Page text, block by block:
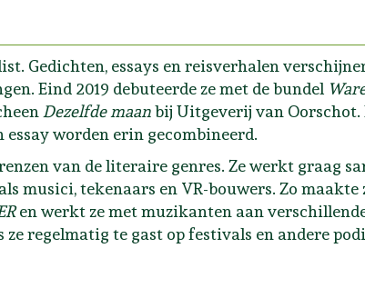
Gedichten, essays en reisverhalen
Eind 2019 debuteerde ze met de bundel
Dezelfde maanbij Uitgeverij van Oorschot.
essay worden erin gecombineerd.
van de literaire genres. Ze werkt graag
musici, tekenaars en VR-bouwers. Zo maakte
en werkt ze met muzikanten aan
regelmatig te gast op festivals en andere